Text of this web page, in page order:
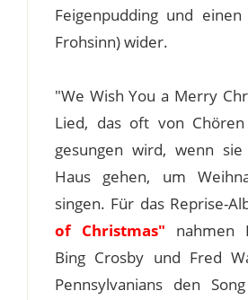
Feigenpudding und
Frohsinn) wider.
"We Wish You a Merry
Lied, das oft von
gesungen wird, wenn
Haus gehen, um
singen. Für das Reprise-
of Christmas" nahmen
Bing Crosby und Fred
Pennsylvanians den